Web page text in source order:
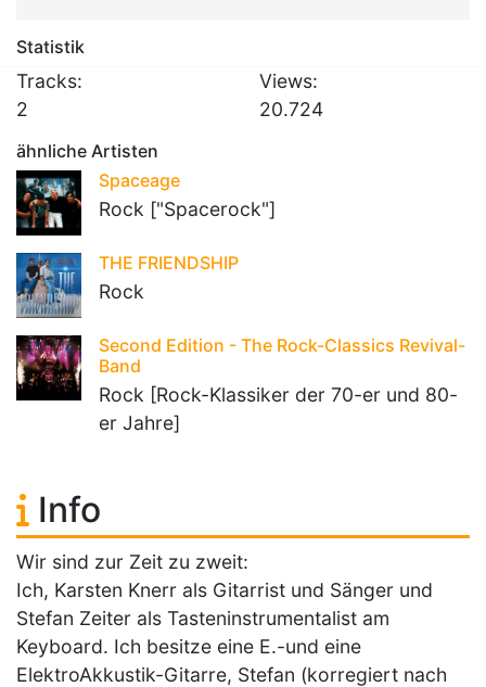
Statistik
Tracks:
2
Views:
20.724
ähnliche Artisten
Spaceage
Rock ["Spacerock"]
THE FRIENDSHIP
Rock
Second Edition - The Rock-Classics Revival-
Band
Rock [Rock-Klassiker der 70-er und 80-
er Jahre]
Info
Wir sind zur Zeit zu zweit:
Ich, Karsten Knerr als Gitarrist und Sänger und
Stefan Zeiter als Tasteninstrumentalist am
Keyboard. Ich besitze eine E.-und eine
ElektroAkkustik-Gitarre, Stefan (korregiert nach